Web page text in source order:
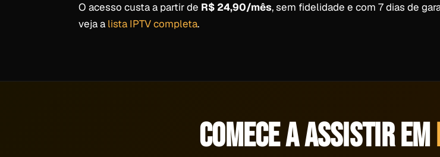
O acesso custa a partir de R$ 24,90/mês, sem fidelidade e com 7 dias de
veja a lista IPTV completa.
COMECE A ASSISTIR EM